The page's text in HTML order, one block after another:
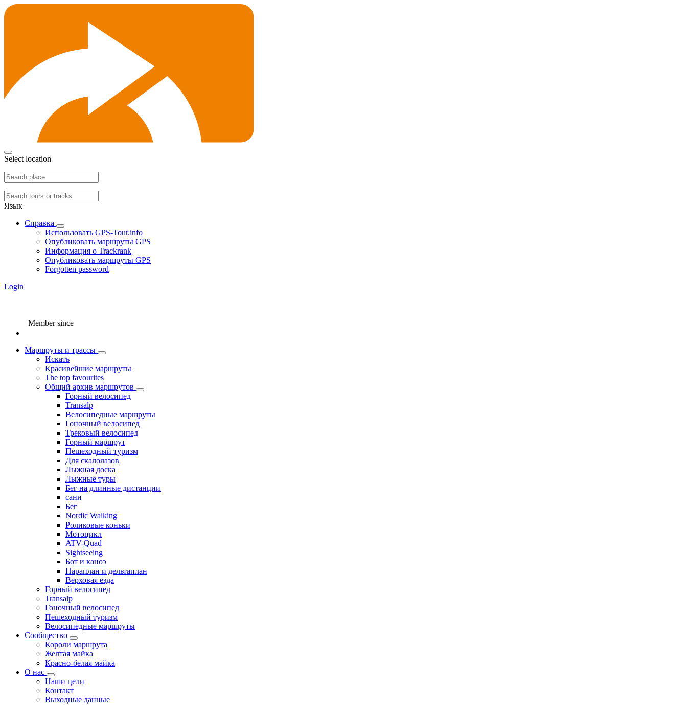
Select location
Язык
Справка
Использовать GPS-Tour.info
Опубликовать маршруты GPS
Информация о Trackrank
Опубликовать маршруты GPS
Forgotten password
Login
Member since
Маршруты и трассы
Искать
Красивейшие маршруты
The top favourites
Общий архив маршрутов
Горный велосипед
Transalp
Велосипедные маршруты
Гоночный велосипед
Трековый велосипед
Горный маршрут
Пешеходный туризм
Для скалолазов
Лыжная доска
Лыжные туры
Бег на длинные дистанции
сани
Бег
Nordic Walking
Роликовые коньки
Мотоцикл
ATV-Quad
Sightseeing
Бот и каноэ
Параплан и дельтаплан
Верховая езда
Горный велосипед
Transalp
Гоночный велосипед
Пешеходный туризм
Велосипедные маршруты
Сообщество
Короли маршрута
Желтая майка
Красно-белая майка
О нас
Наши цели
Контакт
Выходные данные